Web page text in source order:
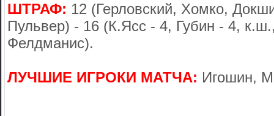
ШТРАФ: 12 (Герловский, Хомко,
Пульвер) - 16 (К.Ясс - 4, Губин - 4,
Фелдманис).
ЛУЧШИЕ ИГРОКИ МАТЧА: Игошин,